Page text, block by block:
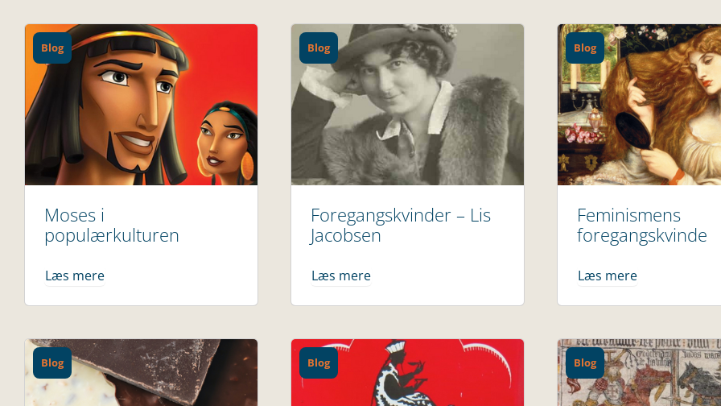
Blog
Moses i
populærkulturen
Læs mere
Blog
Foregangskvinder – Lis
Jacobsen
Læs mere
Blog
Feminismens
foregangskvinde
Læs mere
Blog Blog Blog